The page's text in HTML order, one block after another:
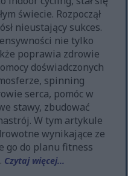
świecie. Rozpoczął
nieustający sukces.
nie tylko
poprawia zdrowie
doświadczonych
spinning
serca, pomóc w
stawy, zbudować
W tym artykule
wynikające ze
go do planu fitness
Czytaj więcej...